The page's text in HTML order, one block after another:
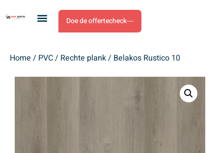
Doe de offertecheck
Home / PVC/ Rechte plank/ Belakos Rustico 10